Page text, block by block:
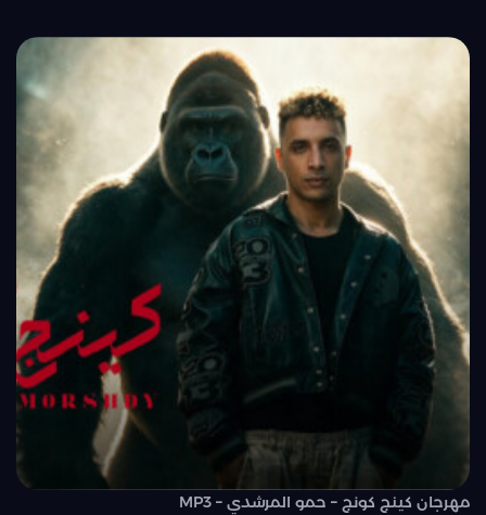
مهرجان كينج كونج – حمو المرشدي – MP3